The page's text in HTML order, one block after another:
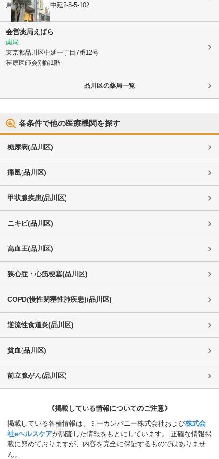
東京都品川区西中延2-5-5-102
会営薬局えばら
薬局
東京都品川区中延一丁目7番12号
荏原医師会別館1階
品川区の薬局一覧
各条件で他の医療機関を探す
糖尿病(品川区)
痛風(品川区)
甲状腺疾患(品川区)
ニキビ(品川区)
高血圧(品川区)
狭心症・心筋梗塞(品川区)
COPD(慢性閉塞性肺疾患)(品川区)
逆流性食道炎(品川区)
貧血(品川区)
前立腺がん(品川区)
《掲載している情報についてのご注意》
掲載している各種情報は、ミーカンパニー株式会社および株式会
社eヘルスケアが調査した情報をもとにしています。 正確な情報掲
載に努めておりますが、内容を完全に保証するものではありませ
ん。